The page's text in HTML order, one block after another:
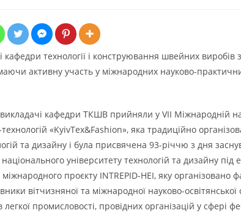
кафедри технології і конструювання швейних виробів
активну участь у міжнародних науково-
викладачі кафедри ТКШВ прийняли у VIІ Міжнародній
«KyivTex&Fashion», яка традиційно
та дизайну і була присвячена 93-річчю з дня
національного університету технологій та дизайну під
проєкту INTREPID-HEI, яку організовано
вітчизняної та міжнародної науково-освітянської
промисловості, провідних організацій у сфері